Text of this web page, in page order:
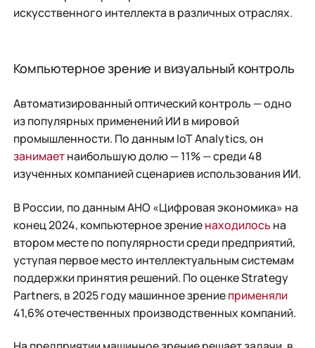
искусственного интеллекта в различных отраслях.
Компьютерное зрение и визуальный контроль
Автоматизированный оптический контроль — одно
из популярных применений ИИ в мировой
промышленности. По данным IoT Analytics, он
занимаетнаибольшую долю — 11% — среди 48
изученных компанией сценариев использования ИИ.
В России, по данным АНО «Цифровая экономика» на
конец 2024, компьютерное зрениенаходилось на
втором месте по популярности среди предприятий,
уступая первое место интеллектуальным системам
поддержки принятия решений. По оценке Strategy
Partners, в 2025 году машинное зрениеприменяли
41,6% отечественных производственных компаний.